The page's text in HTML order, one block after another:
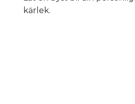
kärlek.